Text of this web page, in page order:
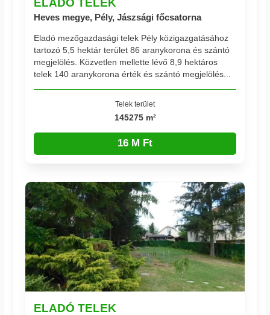
Heves megye, Pély, Jászsági főcsatorna
Eladó mezőgazdasági telek Pély közigazgatásához
tartozó 5,5 hektár terület 86 aranykorona és szántó
megjelölés. Közvetlen mellette lévő 8,9 hektáros
telek 140 aranykorona érték és szántó megjelölés...
Telek terület
145275 m²
16 M Ft
ELADÓ TELEK